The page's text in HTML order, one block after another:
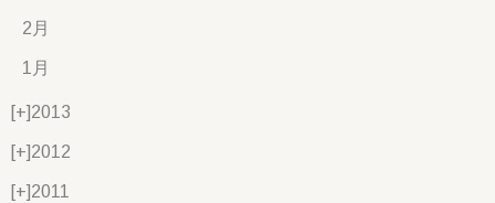
2月
1月
[+]2013
[+]2012
[+]2011